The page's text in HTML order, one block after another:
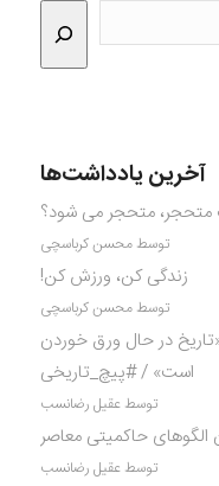
آخرین یادداشت‌ها
متحجر، متحجر می شود؟
توسط محسن کرباسچی
زندگی کن، ورزش کن!
توسط محسن کرباسچی
در حال ورق خوردن
است» / #پیچ_تاریخی
توسط عقیل رضانسب
حاکمیتی معاصر
توسط عقیل رضانسب